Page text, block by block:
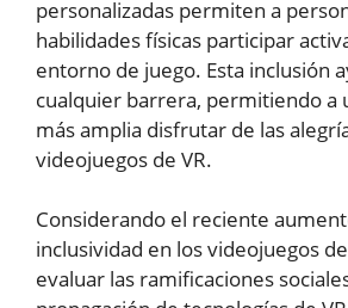
personalizadas permiten a
habilidades físicas participar
entorno de juego. Esta inclusión
cualquier barrera, permitiendo a
más amplia disfrutar de las
videojuegos de VR.
Considerando el reciente
inclusividad en los videojuegos
evaluar las ramificaciones